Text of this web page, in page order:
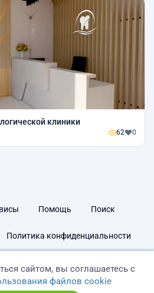
клиники
62 0
Помощь Поиск
Политика конфиденциальности
сайтом, вы соглашаетесь с
файлов cookie